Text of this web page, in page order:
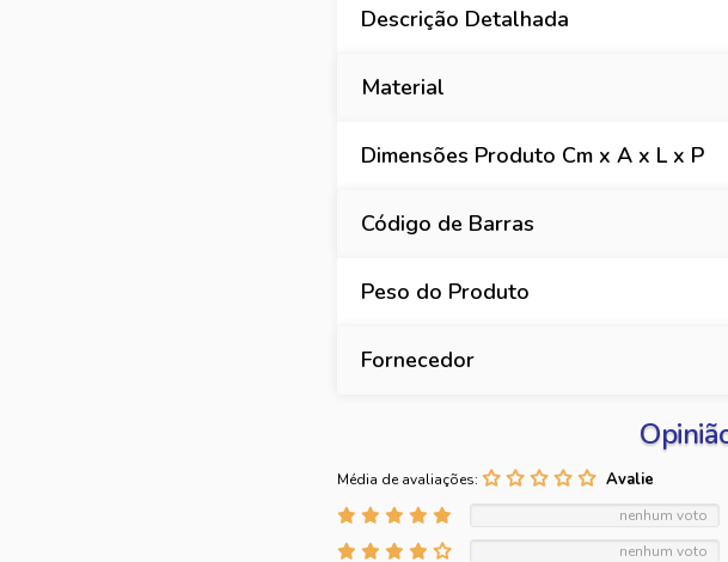
Descrição Detalhada
Material
Dimensões Produto Cm x A x L x P
Código de Barras
Peso do Produto
Fornecedor
Média de avaliações:
nenhum voto
nenhum voto